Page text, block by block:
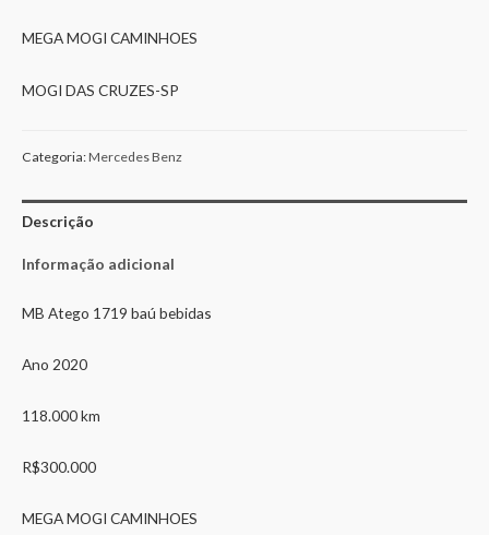
MEGA MOGI CAMINHOES
MOGI DAS CRUZES-SP
Categoria:Mercedes Benz
Descrição
Informação adicional
MB Atego 1719 baú bebidas
Ano 2020
118.000 km
R$300.000
MEGA MOGI CAMINHOES